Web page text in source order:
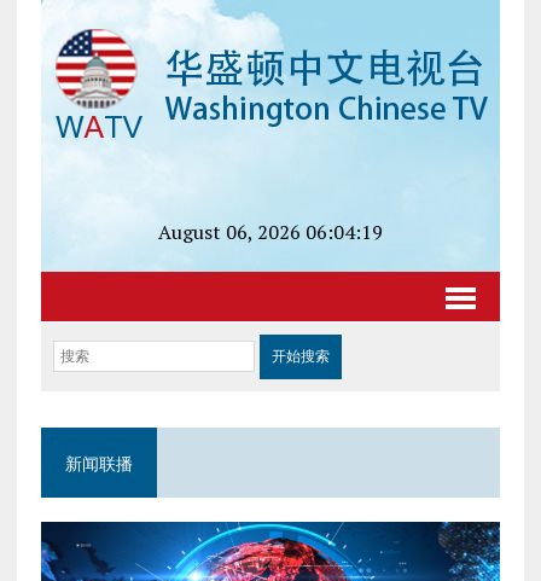
August 06, 2026 06:04:19
新闻联播